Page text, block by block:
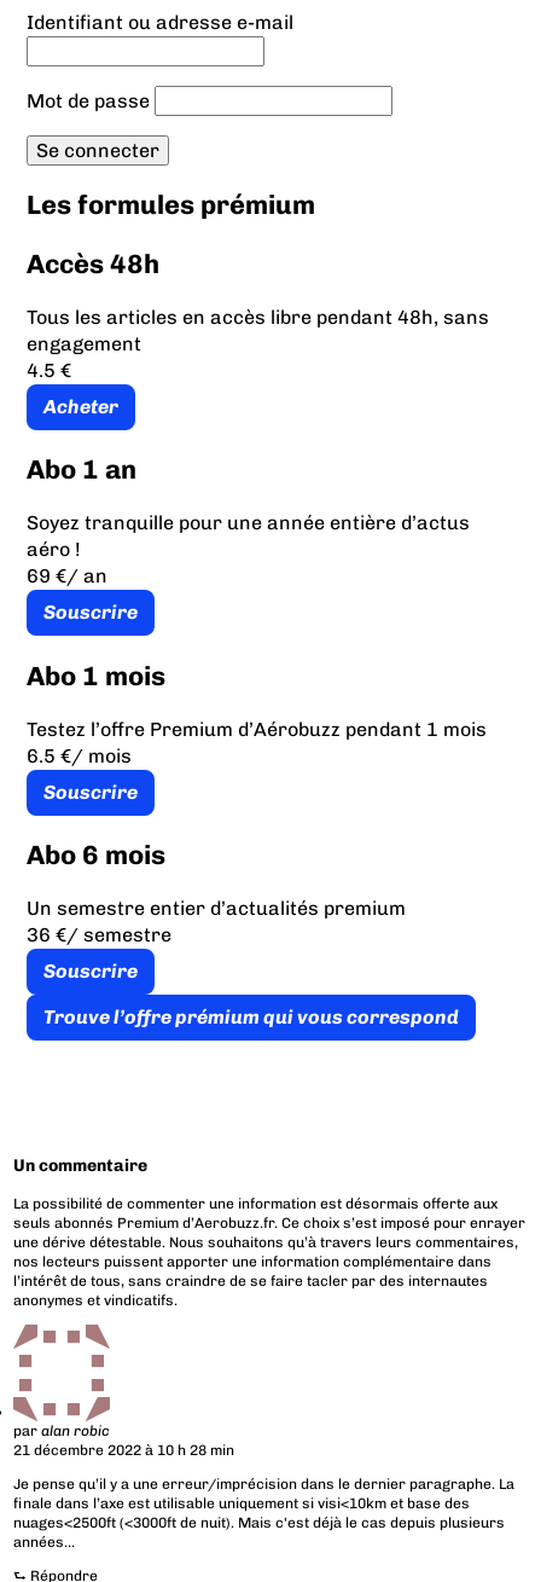
Identifiant ou adresse e-mail
Mot de passe
Les formules prémium
Accès 48h
Tous les articles en accès libre pendant 48h, sans
engagement
4.5 €
Acheter
Abo 1 an
Soyez tranquille pour une année entière d’actus
aéro !
69 €/ an
Souscrire
Abo 1 mois
Testez l’offre Premium d’Aérobuzz pendant 1 mois
6.5 €/ mois
Souscrire
Abo 6 mois
Un semestre entier d’actualités premium
36 €/ semestre
Souscrire
Trouve l’offre prémium qui vous correspond
Un commentaire
La possibilité de commenter une information est désormais offerte aux
seuls abonnés Premium d’Aerobuzz.fr. Ce choix s’est imposé pour enrayer
une dérive détestable. Nous souhaitons qu’à travers leurs commentaires,
nos lecteurs puissent apporter une information complémentaire dans
l’intérêt de tous, sans craindre de se faire tacler par des internautes
anonymes et vindicatifs.
paralan robic
21 décembre 2022 à 10 h 28 min
Je pense qu’il y a une erreur/imprécision dans le dernier paragraphe. La
finale dans l’axe est utilisable uniquement si visi<10km et base des
nuages<2500ft (<3000ft de nuit). Mais c'est déjà le cas depuis plusieurs
années…
⮑ Répondre